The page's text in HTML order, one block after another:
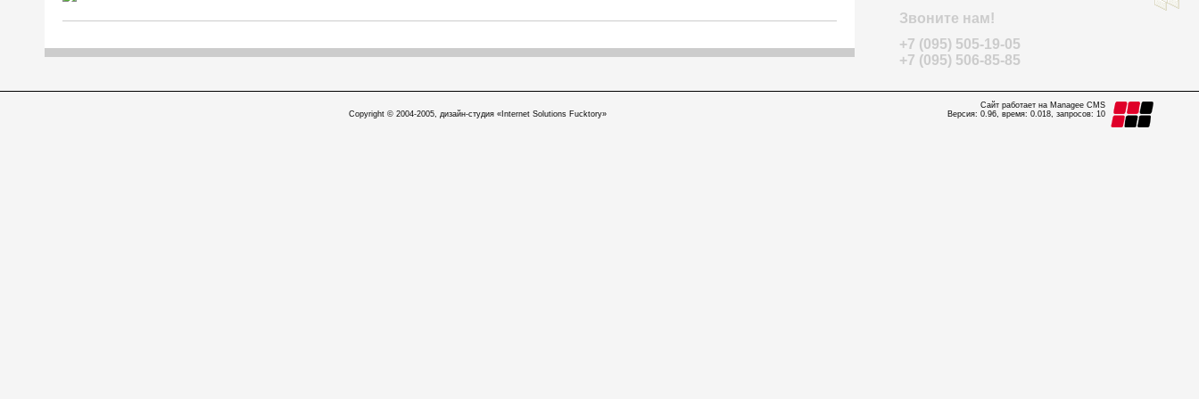
Звоните нам!
+7 (095) 505-19-05
+7 (095) 506-85-85
Copyright © 2004-2005, дизайн-студия «Internet Solutions Fucktory»
Сайт работает на Managee CMS
Версия: 0.96, время: 0.018, запросов: 10